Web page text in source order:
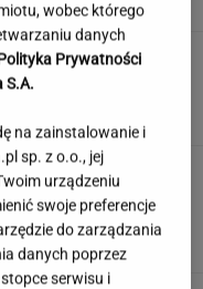
utrudniać życie
Zwłaszcza latem
lat gehenny. "Spłacamy
w których mieszkają
wobec którego
danych
Prywatności
S.A.
na zainstalowanie i
sp. z o.o., jej
urządzeniu
swoje preferencje
do zarządzania
danych poprzez
serwisu i